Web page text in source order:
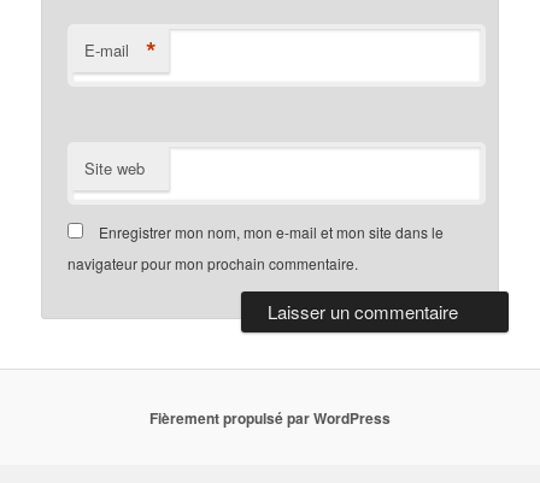
E-mail *
Site web
Enregistrer mon nom, mon e-mail et mon site dans le
navigateur pour mon prochain commentaire.
Fièrement propulsé par WordPress